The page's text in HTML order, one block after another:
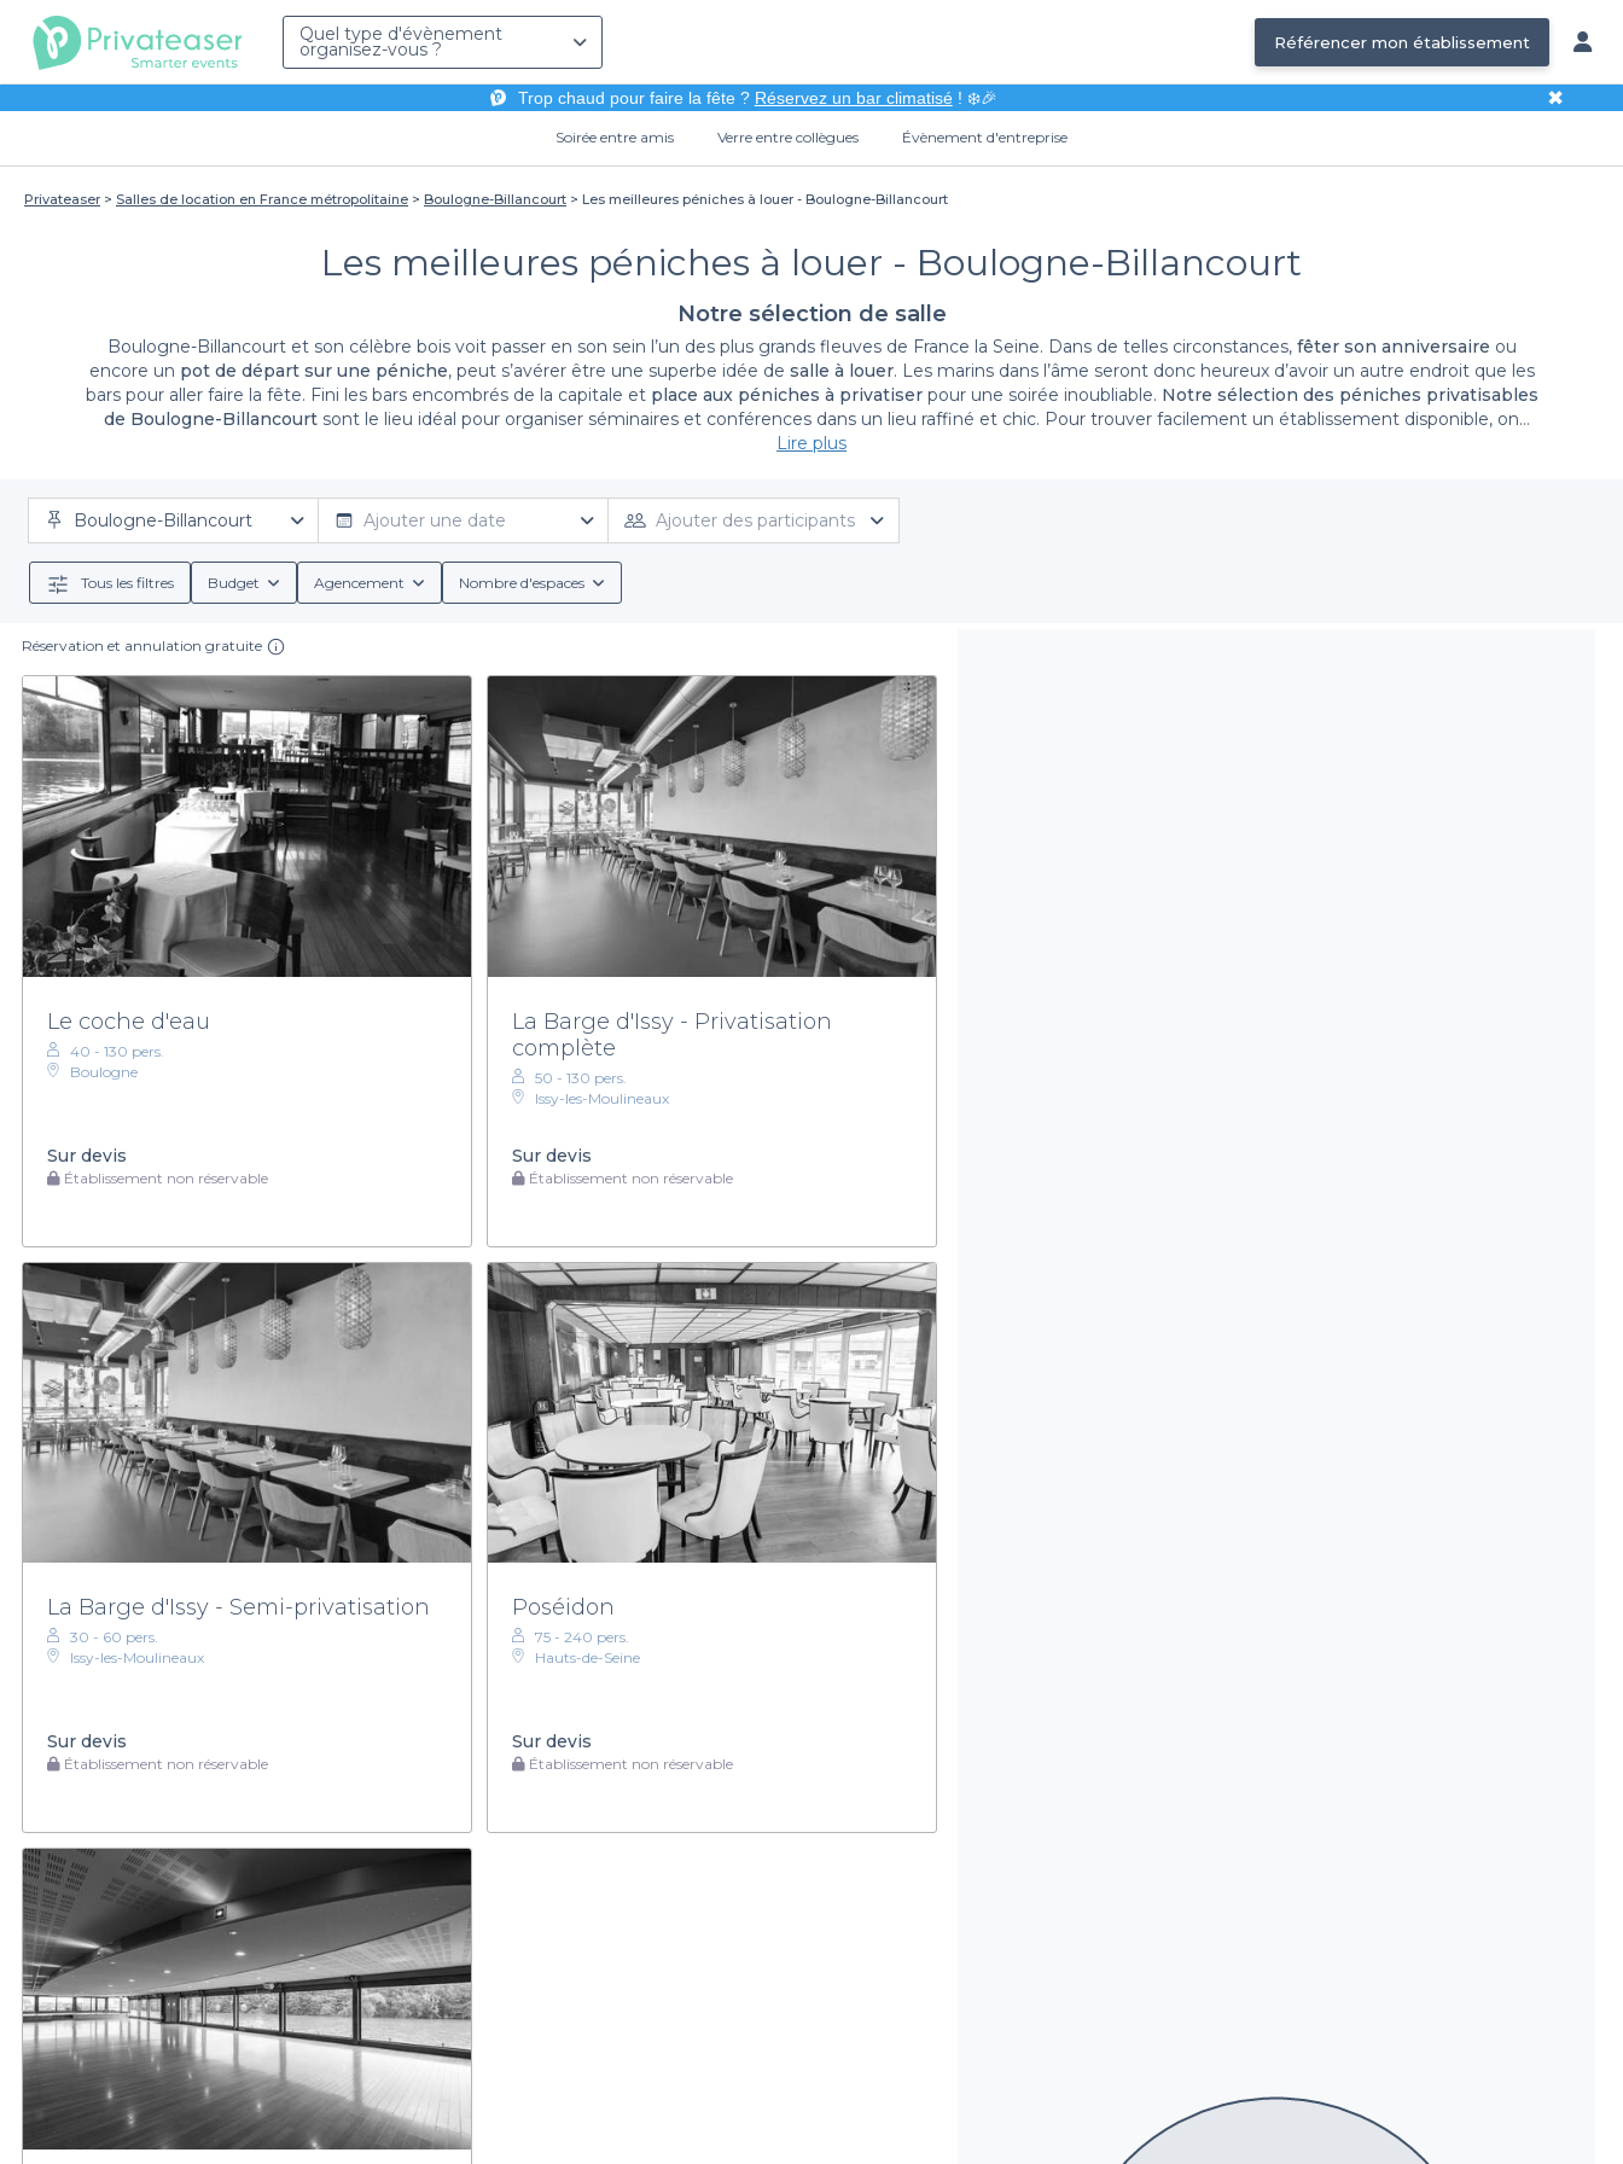
Quel type d'évènement
organisez-vous ? Référencer mon établissement
Trop chaud pour faire la fête ? Réservez un bar climatisé! ❄️🎉 ✖
Soirée entre amis Verre entre collègues Évènement d'entreprise
Privateaser Salles de location en France métropolitaine Boulogne-Billancourt Les meilleures péniches à louer - Boulogne-Billancourt
Les meilleures péniches à louer - Boulogne-Billancourt
Notre sélection de salle
Boulogne-Billancourt et son célèbre bois voit passer en son sein l’un des plus grands fleuves de France la Seine. Dans de telles circonstances, fêter son anniversaire ou
encore un pot de départ sur une péniche , peut s’avérer être une superbe idée de salle à louer. Les marins dans l’âme seront donc heureux d’avoir un autre endroit que les
bars pour aller faire la fête. Fini les bars encombrés de la capitale et place aux péniches à privatiserpour une soirée inoubliable. Notre sélection des péniches privatisables
de Boulogne-Billancourt sont le lieu idéal pour organiser séminaires et conférences dans un lieu raffiné et chic. Pour trouver facilement un établissement disponible, on
vous conseille d’entrer la date de votre événement et le nombre d’invités prévus dans notre moteur de recherche. Quelque soit l’événement que vous organisez, les
Lire plus
Boulogne-Billancourt Ajouter une date Ajouter des participants
Tous les filtres Budget Agencement Nombre d'espaces
Réservation et annulation gratuite
Le coche d'eau
40 - 130 pers.
Boulogne
Sur devis
Établissement non réservable
La Barge d'Issy - Privatisation
complète
50 - 130 pers.
Issy-les-Moulineaux
Sur devis
Établissement non réservable
La Barge d'Issy - Semi-privatisation
30 - 60 pers.
Issy-les-Moulineaux
Sur devis
Établissement non réservable
Poséidon
75 - 240 pers.
Hauts-de-Seine
Sur devis
Établissement non réservable